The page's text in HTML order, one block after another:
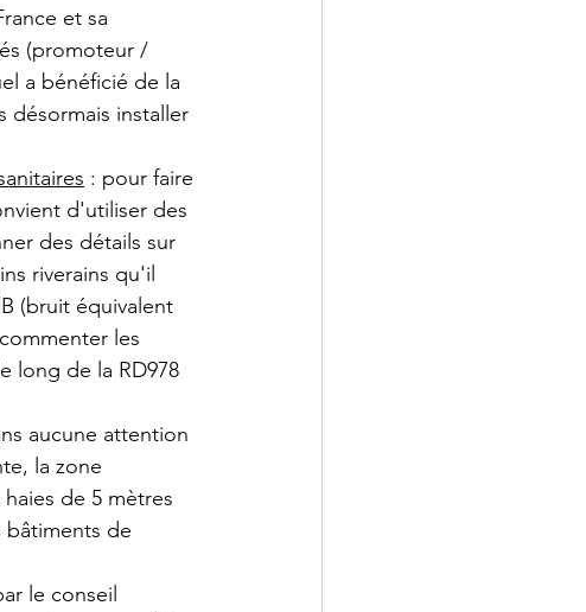
et sa
(promoteur /
a bénéficié de la
installer
: pour faire
d'utiliser des
des détails sur
riverains qu'il
(bruit équivalent
les
long de la RD978
aucune attention
la zone
de 5 mètres
bâtiments de
le conseil